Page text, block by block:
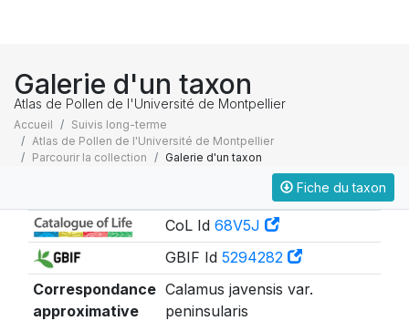
Galerie d'un taxon
Atlas de Pollen de l'Université de Montpellier
Accueil
Suivis long-terme
Atlas de Pollen de l'Université de Montpellier
Parcourir la collection
Galerie d'un taxon
Fiche du taxon
CoL Id 68V5J
GBIF Id 5294282
Correspondance
approximative
Calamus javensis var.
peninsularis